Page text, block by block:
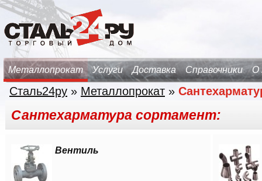
Металлопрокат Услуги Доставка Справочники О
Сталь24ру » Металлопрокат »
Сантехарматура сортамент:
Вентиль